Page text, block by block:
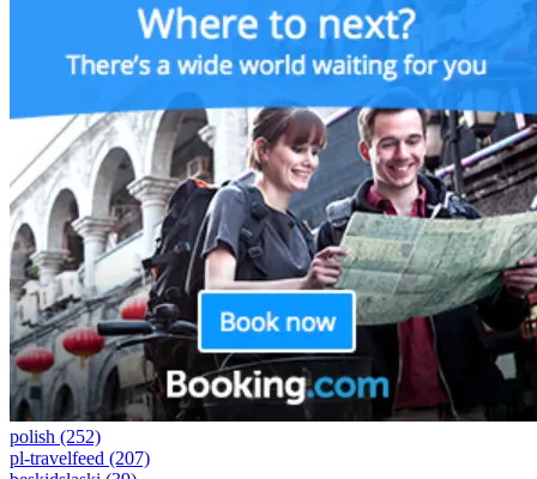
polish (252)
pl-travelfeed (207)